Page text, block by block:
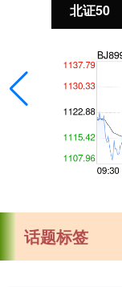
北证50
话题标签